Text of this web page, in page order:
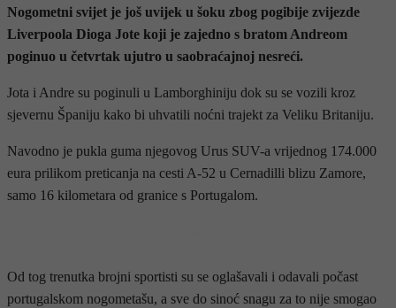
Nogometni svijet je još uvijek u šoku zbog pogibije zvijezde
Liverpoola Dioga Jote koji je zajedno s bratom Andreom
poginuo u četvrtak ujutro u saobraćajnoj nesreći.
Jota i Andre su poginuli u Lamborghiniju dok su se vozili kroz
sjevernu Španiju kako bi uhvatili noćni trajekt za Veliku Britaniju.
Navodno je pukla guma njegovog Urus SUV-a vrijednog 174.000
eura prilikom preticanja na cesti A-52 u Cernadilli blizu Zamore,
samo 16 kilometara od granice s Portugalom.
Od tog trenutka brojni sportisti su se oglašavali i odavali počast
portugalskom nogometašu, a sve do sinoć snagu za to nije smogao